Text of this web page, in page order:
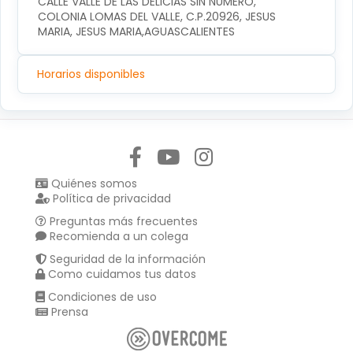
COLONIA LOMAS DEL VALLE, C.P.20926, JESUS
MARIA, JESUS MARIA,AGUASCALIENTES
Horarios disponibles
Quiénes somos
Política de privacidad
Preguntas más frecuentes
Recomienda a un colega
Seguridad de la información
Como cuidamos tus datos
Condiciones de uso
Prensa